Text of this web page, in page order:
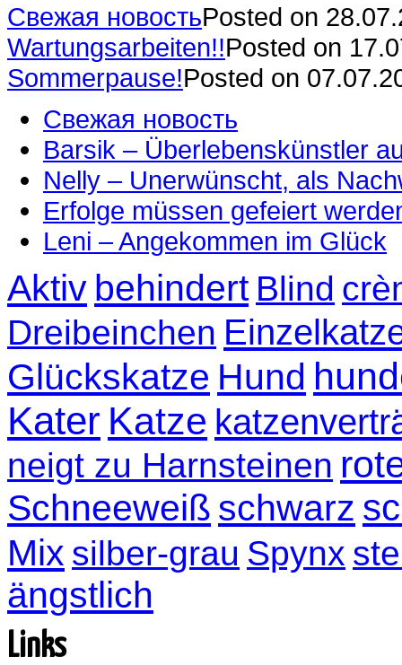
Свежая новостьPosted on
Wartungsarbeiten!!Posted on
Sommerpause!Posted on
Свежая новость
Barsik – Überlebenskünstler
Nelly – Unerwünscht, als
Erfolge müssen gefeiert
Leni – Angekommen im Glück
Aktiv behindert Blind
Dreibeinchen
Glückskatze Hund
Kater Katze
neigt zu Harnsteinen
Schneeweiß schwarz
Mix silber-grau Spynx
ängstlich
Links